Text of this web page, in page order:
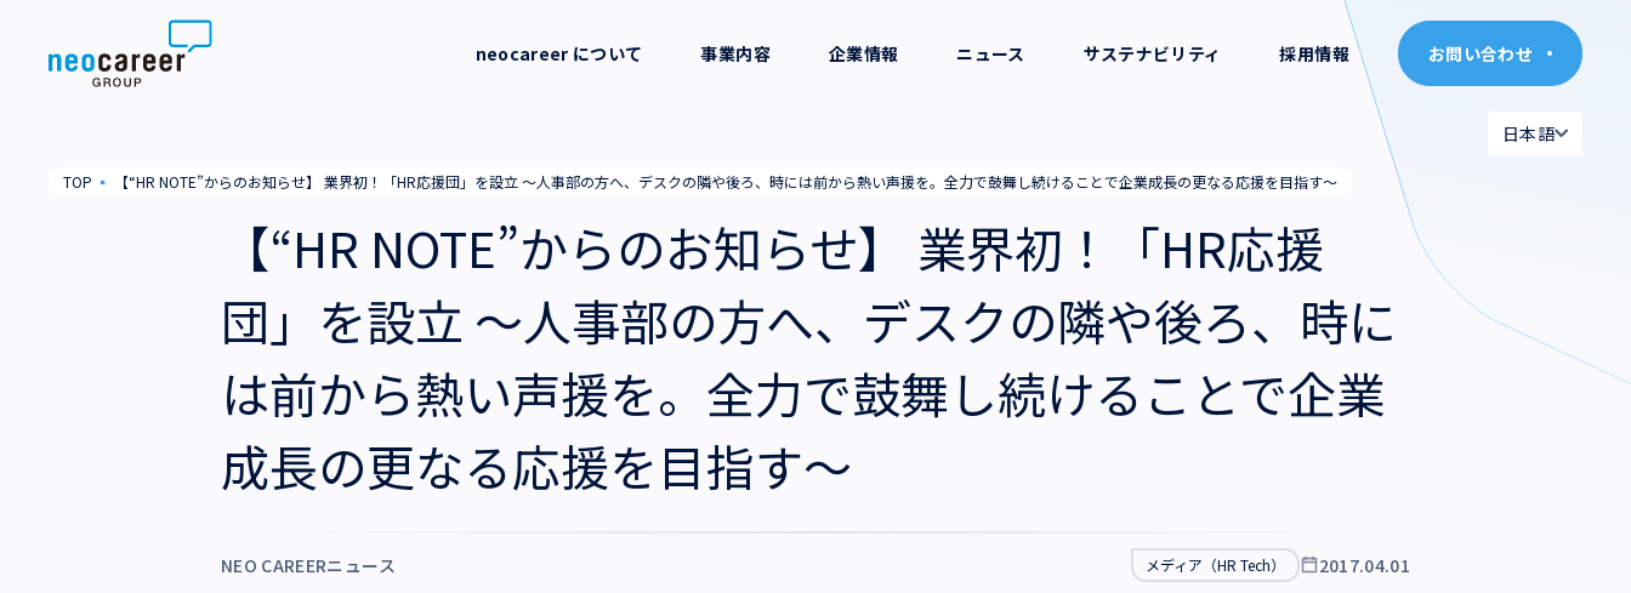
お問い合わせ
日本語
neocareer について
私たちの考え方
事業内容
就労支援
業務支援
企業情報
役員一覧
グループ会社
ニュース サステナビリティ 採用情報 お問い合わせ
日本語
TOP ▪ 【“HR NOTE”からのお知らせ】 業界初！「HR応援団」を設立 〜人事部の方へ、デスクの隣や後ろ、時には前から熱い声援を。全力で鼓舞し続けることで企業成長の更なる応援を目指す〜
【“HR NOTE”からのお知らせ】 業界初！「HR応援
団」を設立 〜人事部の方へ、デスクの隣や後ろ、時に
は前から熱い声援を。全力で鼓舞し続けることで企業
成長の更なる応援を目指す〜
NEO CAREERニュース メディア（HR Tech） 2017.04.01